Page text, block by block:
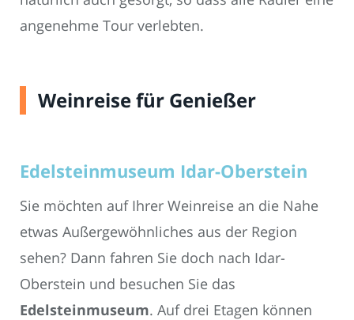
angenehme Tour verlebten.
Weinreise für Genießer
Edelsteinmuseum Idar-Oberstein
Sie möchten auf Ihrer Weinreise an die Nahe
etwas Außergewöhnliches aus der Region
sehen? Dann fahren Sie doch nach Idar-
Oberstein und besuchen Sie das
Edelsteinmuseum. Auf drei Etagen können